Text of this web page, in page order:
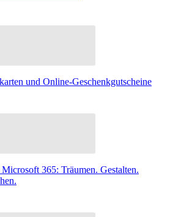
und Online-Geschenkgutscheine
365: Träumen. Gestalten.